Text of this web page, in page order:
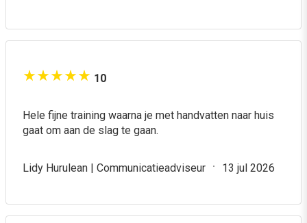
10
Hele fijne training waarna je met handvatten naar huis
gaat om aan de slag te gaan.
Lidy Hurulean | Communicatieadviseur 13 jul 2026